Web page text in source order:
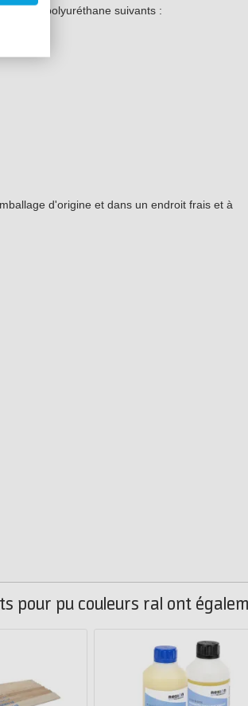
de polyuréthane suivants :
d'origine et dans un endroit frais et à
pour pu couleurs ral ont